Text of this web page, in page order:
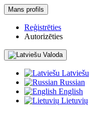
Mans profils
Reģistrēties
Autorizēties
Valoda
Latviešu
Russian
English
Lietuvių